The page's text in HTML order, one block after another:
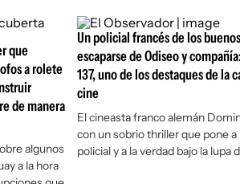
que
a rolete
de manera
algunos
a la hora
Un policial francés de los
escaparse de Odiseo y
137, uno de los destaques de la
cine
El cineasta franco alemán
con un sobrio thriller que pone
policial y a la verdad bajo la lupa